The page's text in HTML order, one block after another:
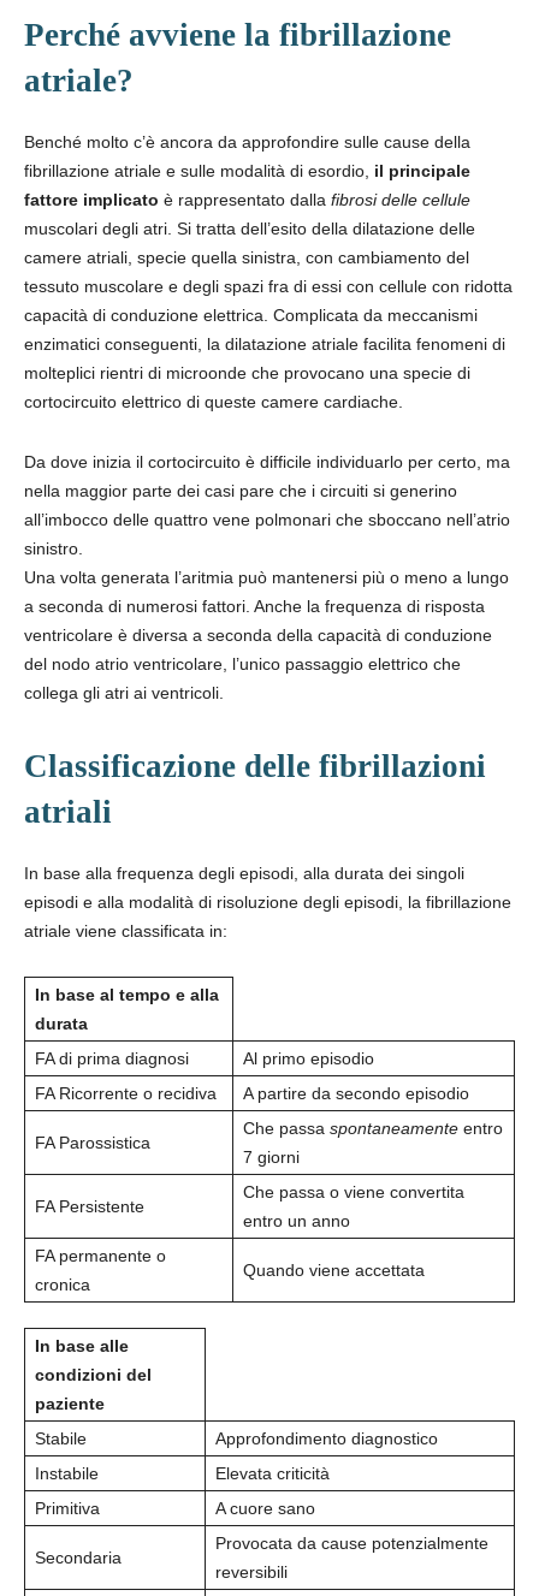
Perché avviene la fibrillazione
atriale?
Benché molto c’è ancora da approfondire sulle cause della
fibrillazione atriale e sulle modalità di esordio, il principale
fattore implicato è rappresentato dalla fibrosi delle cellule
muscolari degli atri. Si tratta dell’esito della dilatazione delle
camere atriali, specie quella sinistra, con cambiamento del
tessuto muscolare e degli spazi fra di essi con cellule con ridotta
capacità di conduzione elettrica. Complicata da meccanismi
enzimatici conseguenti, la dilatazione atriale facilita fenomeni di
molteplici rientri di microonde che provocano una specie di
cortocircuito elettrico di queste camere cardiache.
Da dove inizia il cortocircuito è difficile individuarlo per certo, ma
nella maggior parte dei casi pare che i circuiti si generino
all’imbocco delle quattro vene polmonari che sboccano nell’atrio
sinistro.
Una volta generata l’aritmia può mantenersi più o meno a lungo
a seconda di numerosi fattori. Anche la frequenza di risposta
ventricolare è diversa a seconda della capacità di conduzione
del nodo atrio ventricolare, l’unico passaggio elettrico che
collega gli atri ai ventricoli.
Classificazione delle fibrillazioni
atriali
In base alla frequenza degli episodi, alla durata dei singoli
episodi e alla modalità di risoluzione degli episodi, la fibrillazione
atriale viene classificata in:
In base al tempo e alla
durata
FA di prima diagnosi
Al primo episodio
FA Ricorrente o recidiva
A partire da secondo episodio
FA Parossistica
Che passa spontaneamente entro
7 giorni
FA Persistente
Che passa o viene convertita
entro un anno
FA permanente o
cronica
Quando viene accettata
In base alle
condizioni del
paziente
Stabile
Approfondimento diagnostico
Instabile
Elevata criticità
Primitiva
A cuore sano
Secondaria
Provocata da cause potenzialmente
reversibili